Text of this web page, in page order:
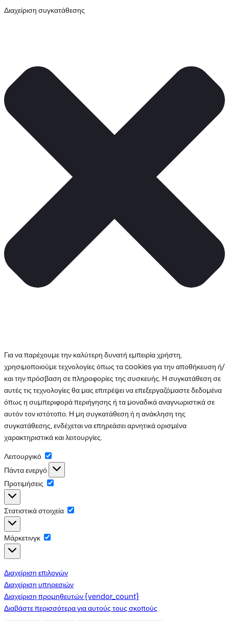
Διαχείριση συγκατάθεσης
Για να παρέχουμε την καλύτερη δυνατή εμπειρία χρήστη,
χρησιμοποιούμε τεχνολογίες όπως τα cookies για την αποθήκευση ή/
και την πρόσβαση σε πληροφορίες της συσκευής. Η συγκατάθεση σε
αυτές τις τεχνολογίες θα μας επιτρέψει να επεξεργαζόμαστε δεδομένα
όπως η συμπεριφορά περιήγησης ή τα μοναδικά αναγνωριστικά σε
αυτόν τον ιστότοπο. Η μη συγκατάθεση ή η ανάκληση της
συγκατάθεσης, ενδέχεται να επηρεάσει αρνητικά ορισμένα
χαρακτηριστικά και λειτουργίες.
Λειτουργικό
Λειτουργικό
Πάντα ενεργό
Προτιμήσεις
Προτιμήσεις
Στατιστικά στοιχεία
Στατιστικά
στοιχεία
Μάρκετινγκ
Μάρκετινγκ
Διαχείριση επιλογών
Διαχείριση υπηρεσιών
Διαχείριση προμηθευτών {vendor_count}
Διαβάστε περισσότερα για αυτούς τους σκοπούς